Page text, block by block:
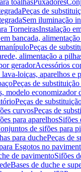
toalhasPuxadores
Peças de
Sem iluminação
TorneirasInstalação
bancada,
Peças de
alimentação a
geradorAcessórios
loiças, aparelhos e
Peças de
modelo economizador
Peças de
curvosPeças de
para aparelhosSifões
de sifões para
para duchePeças de
Esgotos no
de pavimentoSifões
Bases de duche e